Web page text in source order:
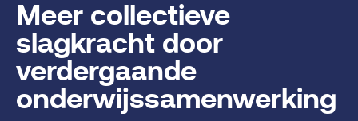
Meer collectieve
slagkracht door
verdergaande
onderwijssamenwerking